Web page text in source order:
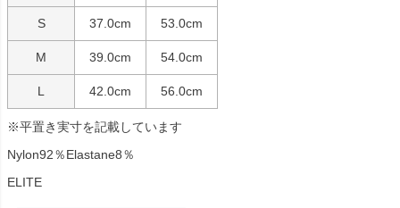
S 37.0cm 53.0cm
M 39.0cm 54.0cm
L 42.0cm 56.0cm
※平置き実寸を記載しています
Nylon92％Elastane8％
ELITE